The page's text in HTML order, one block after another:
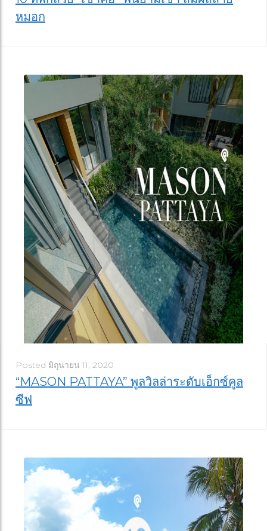
หมอก
Posted มิถุนายน 11, 2020
“MASON PATTAYA” พูลวิลล่าระดับเอ็กซ์คูล
ซีฟ